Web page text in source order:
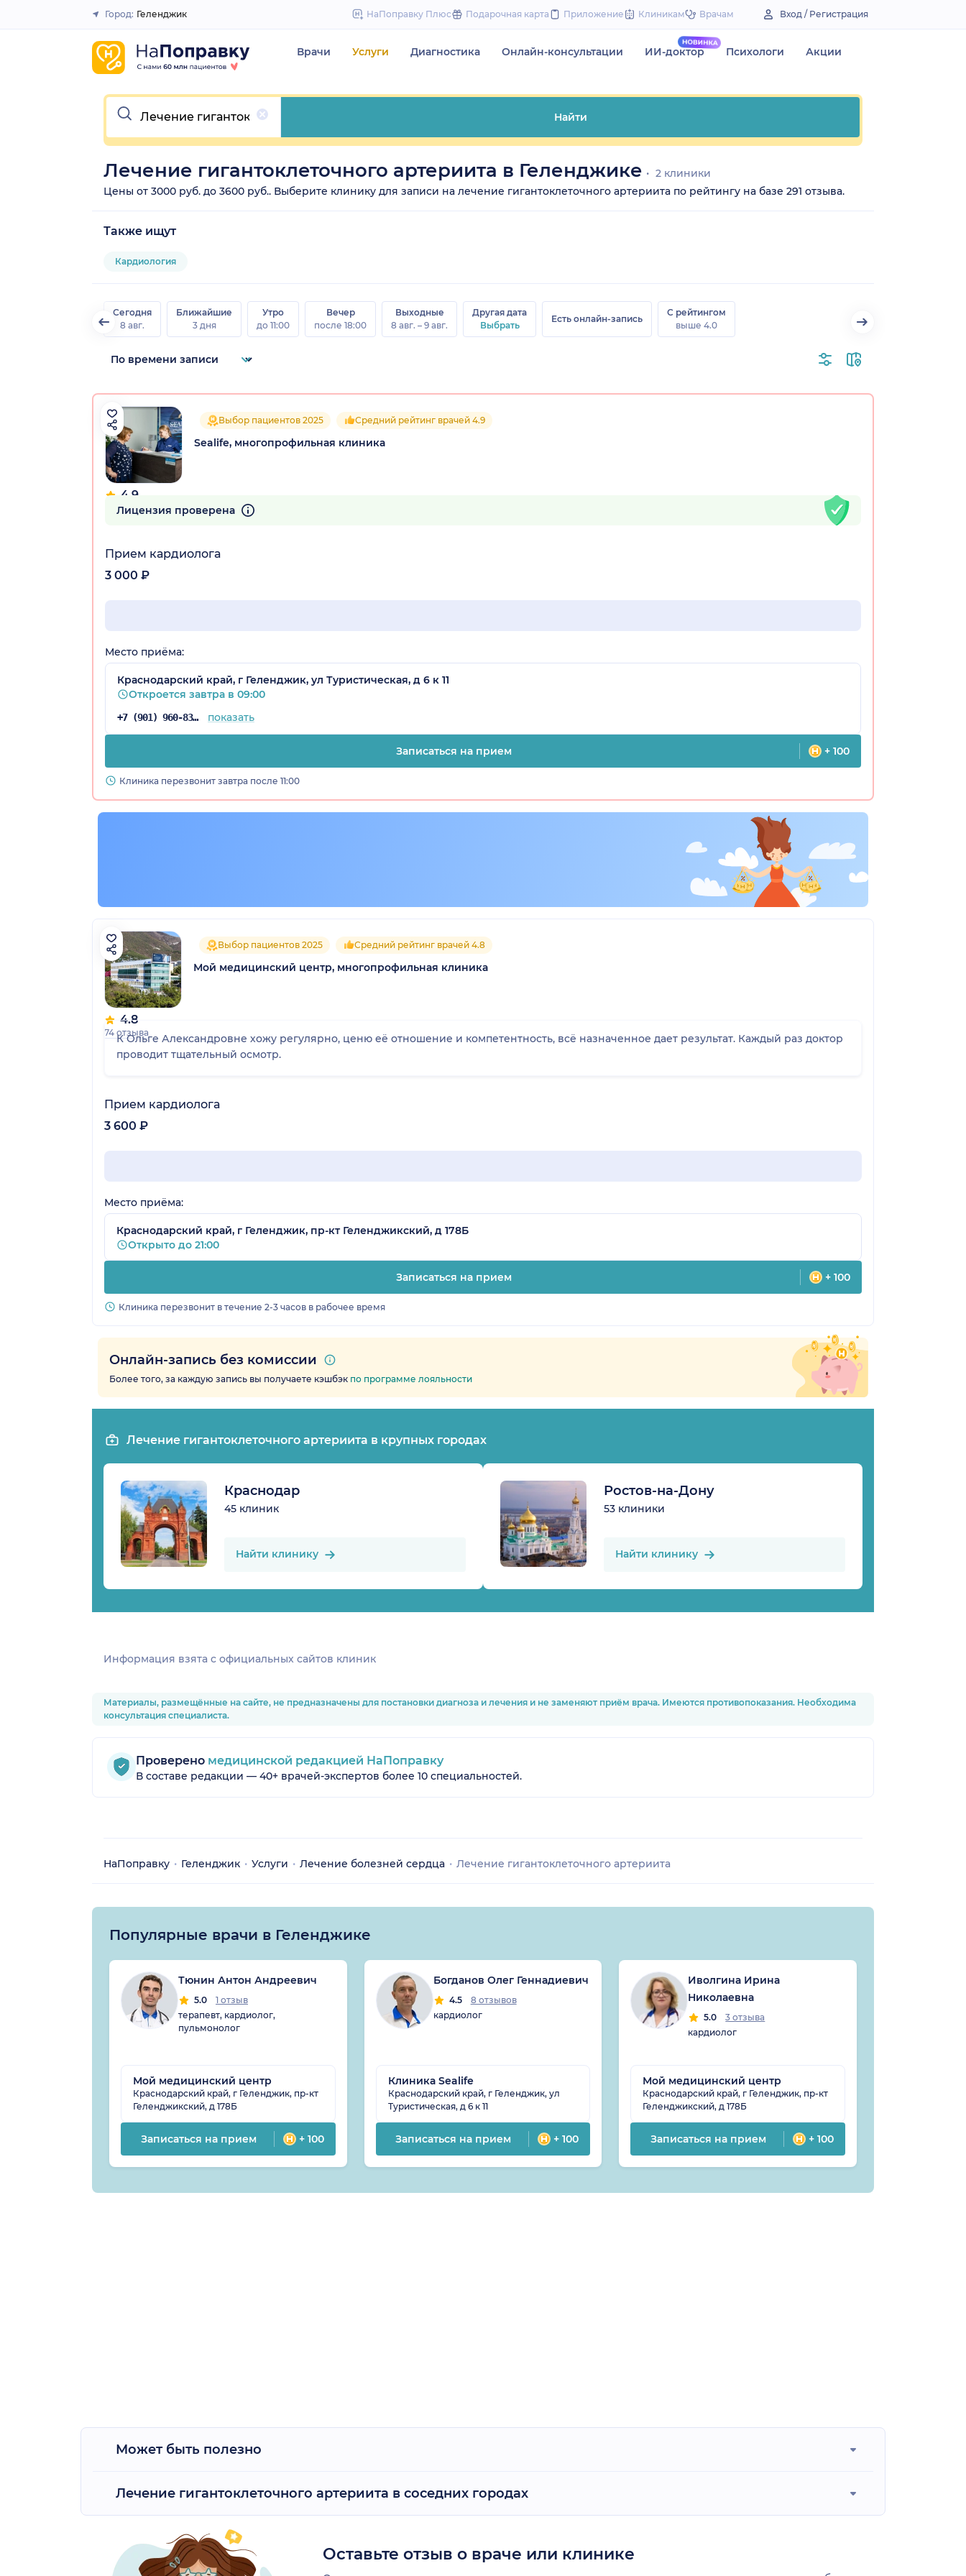
to
Закрыть
Город: Геленджик НаПоправку Плюс Подарочная карта Приложение Клиникам Врачам Вход / Регистрация
Врачи Услуги Диагностика Онлайн-консультации ИИ-доктор Психологи Акции
Очистить
Найти
Лечение гигантоклеточного артериита в Геленджике
2 клиники
Цены от 3000 руб. до 3600 руб.. Выберите клинику для записи на лечение гигантоклеточного артериита по рейтингу на базе 291 отзыва.
Также ищут
Кардиология
Сегодня
8 авг.
Ближайшие
3 дня
Утро
до 11:00
Вечер
после 18:00
Выходные
8 авг. – 9 авг.
Другая дата
Выбрать
Есть онлайн-запись
С рейтингом
выше 4.0
4.9
217 отзывов
Выбор пациентов 2025 Средний рейтинг врачей 4.9
Sealife, многопрофильная клиника
Лицензия проверена
Прием кардиолога
3 000 ₽
Место приёма:
Краснодарский край, г Геленджик, ул Туристическая, д 6 к 11
Откроется завтра в 09:00
+7 (901) 960-83-91 показать
Записаться на прием + 100
Клиника перезвонит завтра после 11:00
4.8
74 отзыва
Выбор пациентов 2025 Средний рейтинг врачей 4.8
Мой медицинский центр, многопрофильная клиника
К Ольге Александровне хожу регулярно, ценю её отношение и компетентность, всё назначенное дает результат. Каждый раз доктор
проводит тщательный осмотр.
Прием кардиолога
3 600 ₽
Место приёма:
Краснодарский край, г Геленджик, пр-кт Геленджикский, д 178Б
Открыто до 21:00
Записаться на прием + 100
Клиника перезвонит в течение 2-3 часов в рабочее время
Онлайн-запись без комиссии
Более того, за каждую запись вы получаете кэшбэк по программе лояльности
Лечение гигантоклеточного артериита в крупных городах
Краснодар
45 клиник
Найти клинику
Ростов-на-Дону
53 клиники
Найти клинику
Информация взята c официальных сайтов клиник
Материалы, размещённые на сайте, не предназначены для постановки диагноза и лечения и не заменяют приём врача. Имеются противопоказания. Необходима
консультация специалиста.
Проверено медицинской редакцией НаПоправку
В составе редакции — 40+ врачей-экспертов более 10 специальностей.
НаПоправку Геленджик Услуги Лечение болезней сердца Лечение гигантоклеточного артериита
Популярные врачи в Геленджике
Тюнин Антон Андреевич
5.0
1 отзыв
терапевт, кардиолог,
пульмонолог
Мой медицинский центр
Краснодарский край, г Геленджик, пр-кт
Геленджикский, д 178Б
Записаться на прием + 100
Богданов Олег Геннадиевич
4.5
8 отзывов
кардиолог
Клиника Sealife
Краснодарский край, г Геленджик, ул
Туристическая, д 6 к 11
Записаться на прием + 100
Иволгина Ирина
Николаевна
5.0
3 отзыва
кардиолог
Мой медицинский центр
Краснодарский край, г Геленджик, пр-кт
Геленджикский, д 178Б
Записаться на прием + 100
Может быть полезно
Лечение гигантоклеточного артериита в соседних городах
Оставьте отзыв о враче или клинике